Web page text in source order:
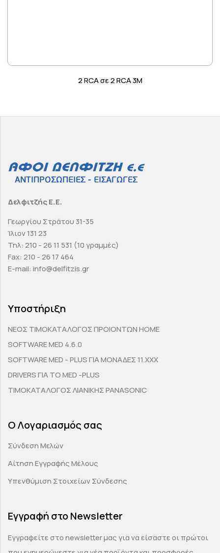
2 RCA σε 2 RCA 3M
Δελφιτζής Ε.Ε.
Γεωργίου Στράτου 31-35
Ίλιον 131 23
Τηλ: 210 - 26 11 531 (10 γραμμές)
Fax: 210 - 26 17 464
E-mail: info@delfitzis.gr
Υποστήριξη
ΝΕΟΣ ΤΙΜΟΚΑΤΑΛΟΓΟΣ ΠΡΟΙΟΝΤΩΝ HOME
SOFTWARE MED 4.6.0
SOFTWARE MED - PLUS ΓΙΑ ΜΟΝΑΔΕΣ 11.ΧΧΧ
DRIVERS ΓΙΑ ΤΟ MED -PLUS
ΤΙΜΟΚΑΤΑΛΟΓΟΣ ΛΙΑΝΙΚΗΣ PANASONIC
Ο Λογαριασμός σας
Σύνδεση Μελών
Αίτηση Εγγραφής Μέλους
Υπενθύμιση Στοιχείων Σύνδεσης
Εγγραφή στο Newsletter
Εγγραφείτε στο newsletter μας για να είσαστε οι πρώτοι